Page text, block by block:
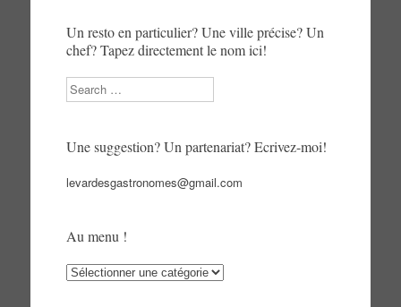
Un resto en particulier? Une ville précise? Un
chef? Tapez directement le nom ici!
Search
Une suggestion? Un partenariat? Ecrivez-moi!
levardesgastronomes@gmail.com
Au menu !
Au